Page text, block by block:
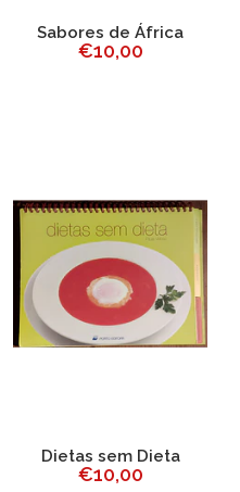
Sabores de África
€10,00
Dietas sem Dieta
€10,00